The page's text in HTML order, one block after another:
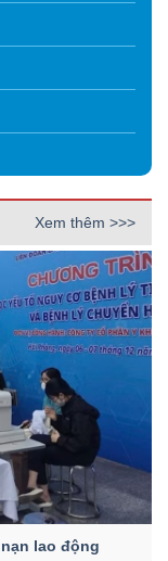
Xem thêm >>>
lao động